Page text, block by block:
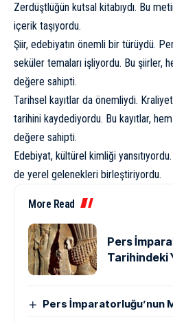
Zerdüştlüğün kutsal kitabıydı. Bu
içerik taşıyordu.
Şiir, edebiyatın önemli bir türüydü.
seküler temaları işliyordu. Bu şiirler,
değere sahipti.
Tarihsel kayıtlar da önemliydi.
tarihini kaydediyordu. Bu kayıtlar,
değere sahipti.
Edebiyat, kültürel kimliği
de yerel gelenekleri birleştiriyordu.
More Read
Pers
Tarihindeki
Pers İmparatorluğu’nun